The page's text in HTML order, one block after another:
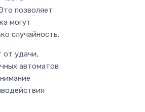
позволяет
могут
случайность.
от удачи,
автоматов